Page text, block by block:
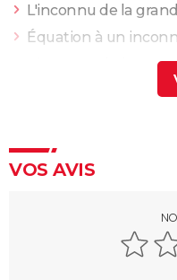
L'inconnu de la
Équation à un
>
Fast and Furious 10 :
de Scarlett
fans la préfèrent à
Les 4 Fantastiques :
espérée de Marvel ?
VOS AVIS